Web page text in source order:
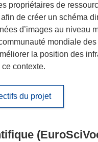
propriétaires de
de créer un schéma
d’images au niveau
mondiale
la position des
contexte.
du projet